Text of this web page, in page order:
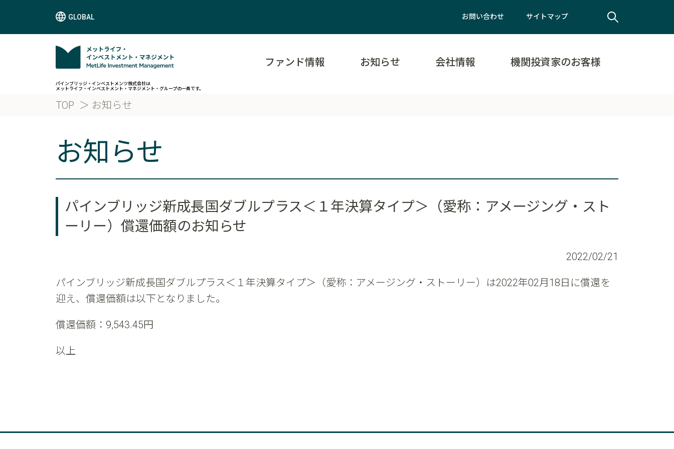
GLOBAL お問い合わせ サイトマップ
パインブリッジ・インベストメンツ株式会社は
メットライフ・インベストメント・マネジメント・グループの一員です。
ファンド情報 お知らせ 会社情報 機関投資家のお客様
TOP お知らせ
お知らせ
パインブリッジ新成長国ダブルプラス＜１年決算タイプ＞（愛称：アメージング・スト
ーリー）償還価額のお知らせ
2022/02/21
パインブリッジ新成長国ダブルプラス＜１年決算タイプ＞（愛称：アメージング・ストーリー）は2022年02月18日に償還を
迎え、償還価額は以下となりました。
償還価額：9,543.45円
以上